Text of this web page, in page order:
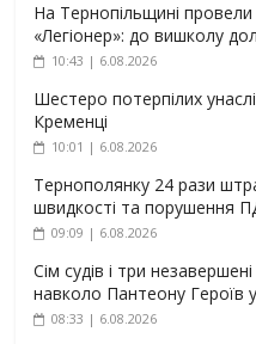
На Тернопільщині провели
«Легіонер»: до вишколу
10:43 | 6.08.2026
Шестеро потерпілих
Кременці
10:01 | 6.08.2026
Тернополянку 24 рази
швидкості та порушення
09:09 | 6.08.2026
Сім судів і три
навколо Пантеону Героїв
08:33 | 6.08.2026